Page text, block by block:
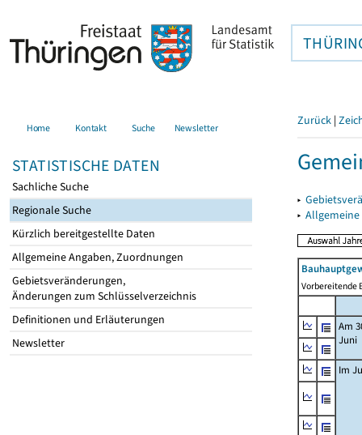
Home Kontakt Suche Newsletter
STATISTISCHE DATEN
Sachliche Suche
Regionale Suche
Kürzlich bereitgestellte Daten
Allgemeine Angaben, Zuordnungen
Gebietsveränderungen,
Änderungen zum Schlüsselverzeichnis
Definitionen und Erläuterungen
Newsletter
Zurück |
▸
▸
Vorbereitende
Am
Juni
Im